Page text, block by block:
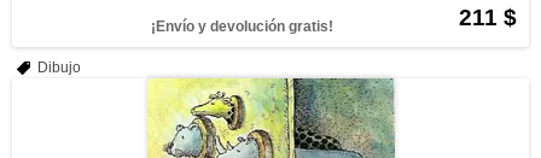
211 $
¡Envío y devolución gratis!
Dibujo